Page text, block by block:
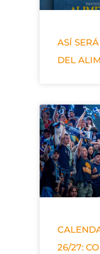
ASÍ
DEL
26/27: